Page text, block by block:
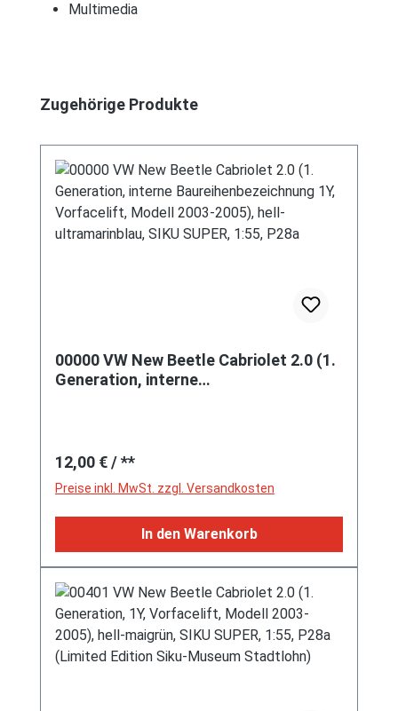
Multimedia
Produktgalerie überspringen
Zugehörige Produkte
00000 VW New Beetle Cabriolet 2.0 (1.
Generation, interne
Regulärer Preis:
12,00 €/ **
Preise inkl. MwSt. zzgl. Versandkosten
In den Warenkorb